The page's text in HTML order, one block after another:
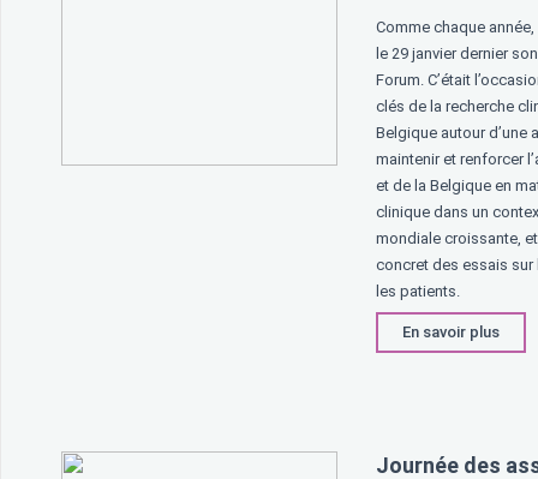
Comme chaque
le 29 janvier dernier
Forum. C’était
clés de la recherche
Belgique autour d’une
maintenir et renforcer
et de la Belgique en
clinique dans un
mondiale croissante,
concret des essais sur
les patients.
En savoir plus
Journée des